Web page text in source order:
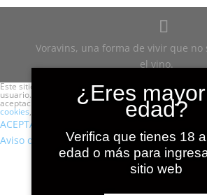
Voravins, una forma de vivir que no
el vino.
Este sitio web utiliza cookies para que usted tenga
usuario. Si continúa navegando está dando su
aceptación de las mencionadas cookies y la
cookies, pinche el enlace para mayor información.
ACEPTAR
Aviso de cookies
¿Eres
edad?
Verifica que tienes 18
edad o más para
sitio web